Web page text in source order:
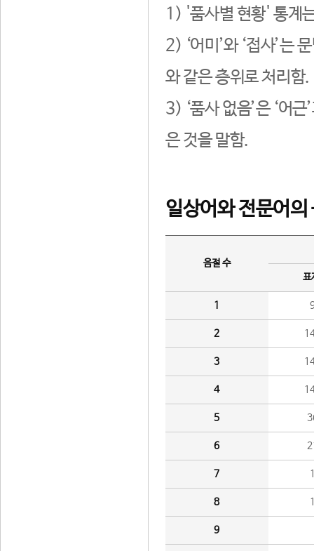
1) '품사별 현황' 통계
2) ‘어미’와 ‘접사’는
와 같은 층위로 처리함.
3) ‘품사 없음’은 ‘어
은 것을 말함.
일상어와 전문어의
음절 수
표
1
2
3
4
5
6
7
8
9